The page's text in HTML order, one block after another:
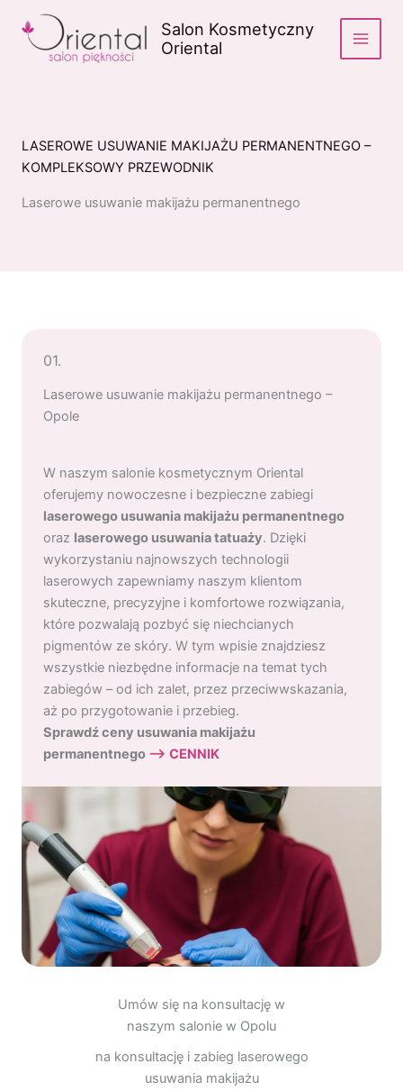
Przejdź
Salon Kosmetyczny
Oriental
LASEROWE USUWANIE MAKIJAŻU PERMANENTNEGO –
KOMPLEKSOWY PRZEWODNIK
Laserowe usuwanie makijażu permanentnego
01.
Laserowe usuwanie makijażu permanentnego –
Opole
W naszym salonie kosmetycznym Oriental
oferujemy nowoczesne i bezpieczne zabiegi
laserowego usuwania makijażu permanentnego
oraz laserowego usuwania tatuaży. Dzięki
wykorzystaniu najnowszych technologii
laserowych zapewniamy naszym klientom
skuteczne, precyzyjne i komfortowe rozwiązania,
które pozwalają pozbyć się niechcianych
pigmentów ze skóry. W tym wpisie znajdziesz
wszystkie niezbędne informacje na temat tych
zabiegów – od ich zalet, przez przeciwwskazania,
aż po przygotowanie i przebieg.
Sprawdź ceny usuwania makijażu
permanentnego –> CENNIK
Umów się na konsultację w
naszym salonie w Opolu
na konsultację i zabieg laserowego
usuwania makijażu